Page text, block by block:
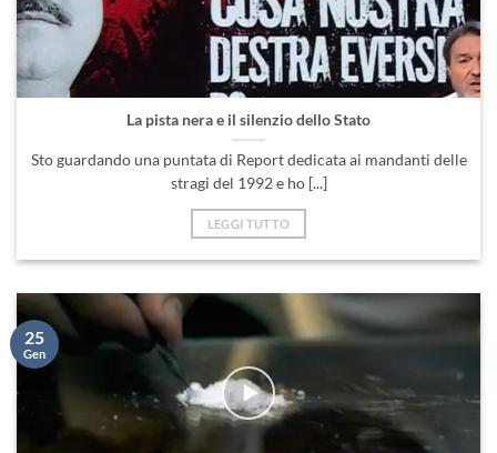
La pista nera e il silenzio dello Stato
Sto guardando una puntata di Report dedicata ai mandanti delle
stragi del 1992 e ho [...]
LEGGI TUTTO
25
Gen